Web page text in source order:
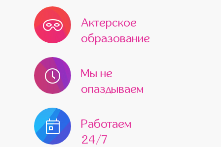
Актерское
образование
Мы не
опаздываем
Работаем
24/7